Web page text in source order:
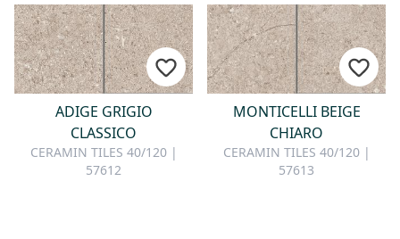
ADIGE GRIGIO
CLASSICO
CERAMIN TILES 40/120 |
57612
MONTICELLI BEIGE
CHIARO
CERAMIN TILES 40/120 |
57613